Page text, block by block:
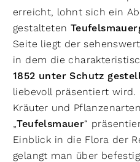
erreicht, lohnt sich ein
gestalteten
Seite liegt der
in dem die
1852 unter Schutz
liebevoll präsentiert
Kräuter und
„Teufelsmauer“
Einblick in die Flora der
gelangt man über